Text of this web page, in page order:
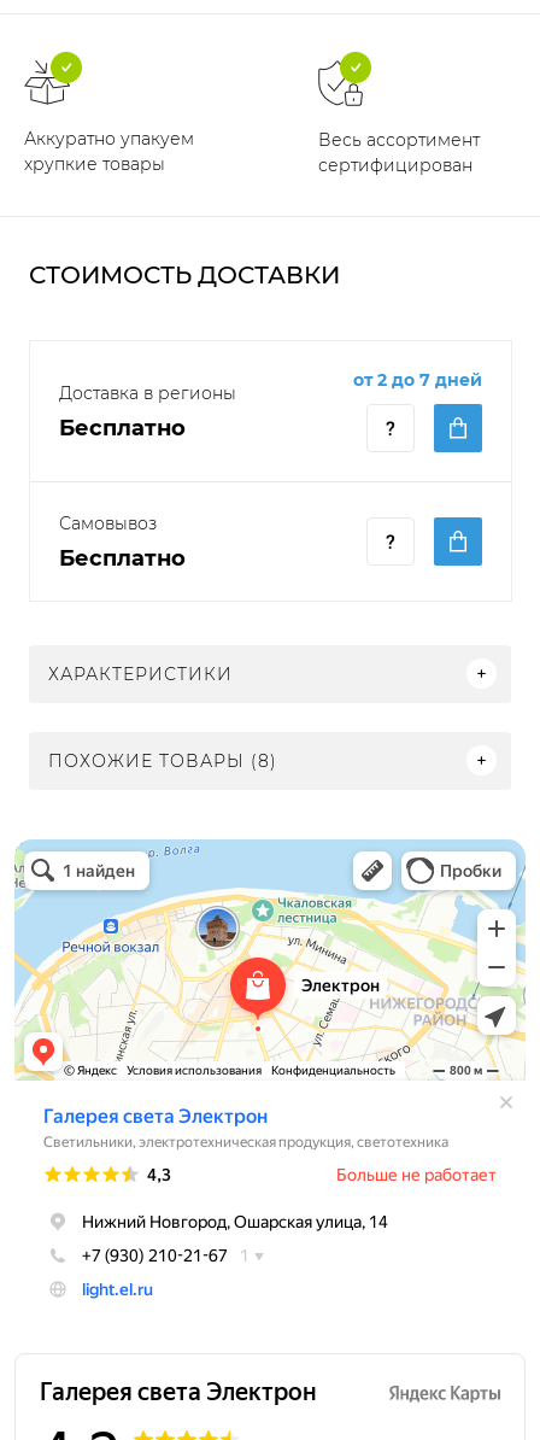
Аккуратно упакуем
хрупкие товары
Весь ассортимент
сертифицирован
СТОИМОСТЬ ДОСТАВКИ
Доставка в регионы
Бесплатно
от 2 до 7 дней
Самовывоз
Бесплатно
ХАРАКТЕРИСТИКИ
ПОХОЖИЕ ТОВАРЫ (8)
Электрон
Светильники в Нижнем Новгороде
Электротехническая продукция в Нижнем Новгороде